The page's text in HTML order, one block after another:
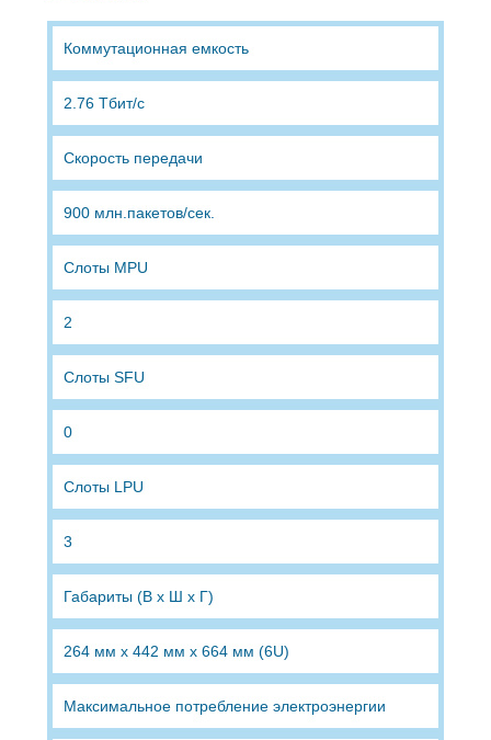
Коммутационная емкость
2.76 Тбит/с
Скорость передачи
900 млн.пакетов/сек.
Слоты MPU
2
Слоты SFU
0
Слоты LPU
3
Габариты (В x Ш x Г)
264 мм x 442 мм x 664 мм (6U)
Максимальное потребление электроэнергии